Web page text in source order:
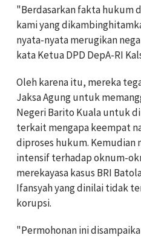
"Berdasarkan fakta hukum
kami yang
nyata-nyata merugikan
kata Ketua DPD DepA-RI
Oleh karena itu, mereka
Jaksa Agung untuk
Negeri Barito Kuala untuk
terkait mengapa keempat
diproses hukum. Kemudian
intensif terhadap oknum-
merekayasa kasus BRI
Ifansyah yang dinilai tidak
korupsi.
"Permohonan ini